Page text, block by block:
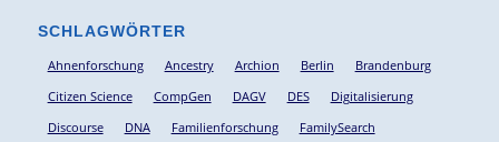
SCHLAGWÖRTER
Ahnenforschung Ancestry Archion Berlin
Brandenburg
Citizen Science
CompGen DAGV DES
Digitalisierung
Discourse
DNA Familienforschung
FamilySearch